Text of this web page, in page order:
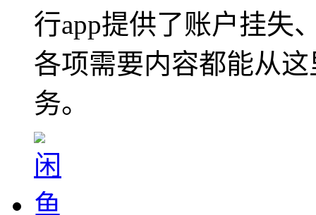
行app提供了账户挂失
各项需要内容都能从
务。